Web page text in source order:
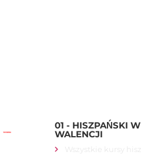
01 - HISZPAŃSKI W
WALENCJI